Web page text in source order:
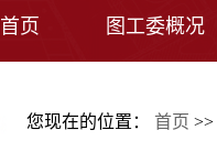
首页 图工委概况
您现在的位置： 首页 >>